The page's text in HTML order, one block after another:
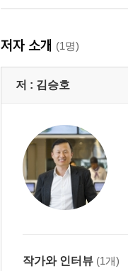
저자 소개 (1명)
저 : 김승호
작가와 인터뷰 (1개)